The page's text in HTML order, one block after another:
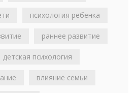
психология ребенка
раннее развитие
детская психология
влияние семьи